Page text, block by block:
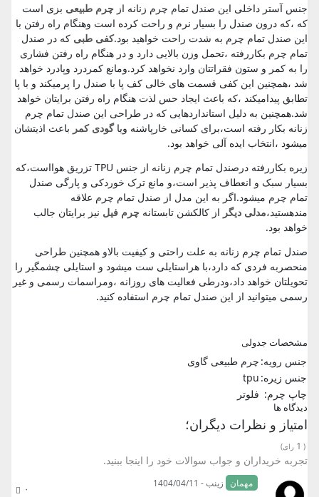
جنس آستر داخلی این صندل تمام چرم زنانه ازچرم طبیعی بزی است
که ،که درون صندل را بسیار نرم و راحت کرده است وهنگام راه رفتن با
این صندل تمام چرم به شدت راحت خواهید بود.کفی طبی که در صندل
تمام چرم بکاررفته ،تحمل وزن بالایی دارد و در هنگام راه رفتن فشاری
را به کمر و ستون فقراتتان وارد نخواهد کرد.ومانع کمردرد وپادرد خواهد
شد ،همچنین این کفی قسمت های خالی کف پا با صندل را پرمیکند و با پا
تطابق پیدامیکند ،که باعث ایجاد حس لذت هنگام راه رفتن برایتان خواهد
شد.همچنین به دلیل استانداردهایی که در طراحی این صندل تمام چرم
زنانه بکار رفته است،برای کسانی خارپاشنه ویاگودی کمر باعث اذیتشان
میشود ،انتخاب ایده آلی خواهد بود.
زیره بکاررفته درصندل تمام چرم زنانه از جنس TPU تزریق هوااست،که
بسیار سبک و انعطاف پذیر است،و مانع ترک خوردکی و پارگی صندل
تمام چرم میشود.اگر به این مدل از صندل تمام چرم علاقه
مندهستید،مدلی دیگر از کالکشن تابستانهچرم فیل نیز برایتان جالب
خواهد بود.
صندل تمام چرم زنانه به علت راحتی و کیفیت بالاو همچنین طراحی
منحصربه فردی که دارد،با هراستایلی ست میشود و استایلی چشمگیر را
تحویلتان خواهد داد،ودرطی فعالیت های روزانه ،ومراسمات رسمی و غیر
رسمی میتوانید از این صندل تمام چرم استفاده کنید.
مشخصات جدولی
جنس رویه: چرم طبیعی گاوی
جنس زیره: tpu
چاپ چرم: فلوتر
دیدگاه ها
امتیاز و نظرات دیگران؛
(
1 رای)
تجربه خریداران و جواب سوالات خود را اینجا ببنید.
مهمان زینب - 1404/04/11 ۰